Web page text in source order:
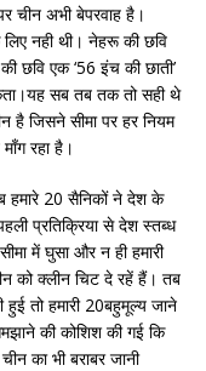
चीन अभी बेपरवाह है।
नही थी। नेहरू की छवि
छवि एक ‘56 इंच की छाती’
सब तब तक तो सही थे
है जिसने सीमा पर हर नियम
रहा है।
हमारे 20 सैनिकों ने देश के
पहली प्रतिक्रिया से देश स्तब्ध
में घुसा और न ही हमारी
को क्लीन चिट दे रहें हैं। तब
तो हमारी 20बहुमूल्य जाने
की कोशिश की गई कि
का भी बराबर जानी